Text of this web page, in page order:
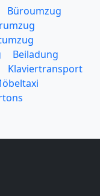
Büroumzug
Beiladung
Klaviertransport